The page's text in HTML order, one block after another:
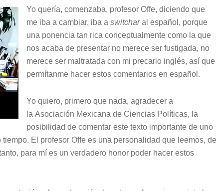
Yo quería, comenzaba, profesor Offe, diciendo que
me iba a cambiar, iba a switcharal español, porque
una ponencia tan rica conceptualmente como la que
nos acaba de presentar no merece ser fustigada, no
merece ser maltratada con mi precario inglés, así que
permítanme hacer estos comentarios en español.
Yo quiero, primero que nada, agradecer a
la Asociación Mexicana de Ciencias Políticas, la
posibilidad de comentar este texto importante de uno
El profesor Offe es una personalidad que leemos, de
para mí es un verdadero honor poder hacer estos